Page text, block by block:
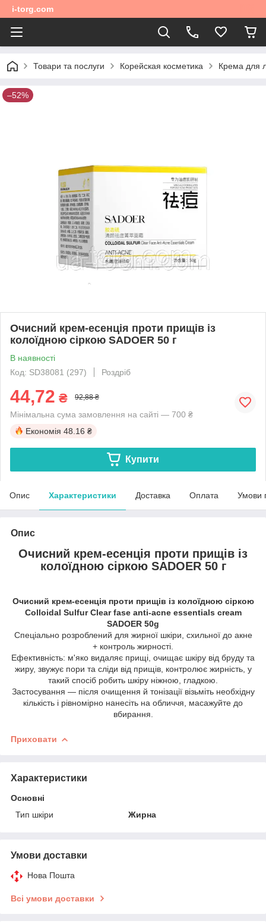
i-torg.com
Товари та послуги Корейская косметика Крема для
–52%
Очисний крем-есенція проти прищів із
колоїдною сіркою SADOER 50 г
В наявності
Код: SD38081 (297)
Роздріб
44,72 ₴ 92,88 ₴
Мінімальна сума замовлення на сайті — 700 ₴
Економія 48.16 ₴
Купити
Опис Характеристики Доставка Оплата Умови
Опис
Очисний крем-есенція проти прищів із
колоїдною сіркою SADOER 50 г
Очисний крем-есенція проти прищів із колоїдною сіркою
Colloidal Sulfur Clear fase anti-acne essentials cream
SADOER 50g
Спеціально розроблений для жирної шкіри, схильної до акне
+ контроль жирності.
Ефективність: м'яко видаляє прищі, очищає шкіру від бруду та
жиру, звужує пори та сліди від прищів, контролює жирність, у
такий спосіб робить шкіру ніжною, гладкою.
Застосування — після очищення й тонізації візьміть необхідну
кількість і рівномірно нанесіть на обличчя, масажуйте до
вбирання.
Приховати
Характеристики
Основні
Тип шкіри
Жирна
Умови доставки
Нова Пошта
Всі умови доставки